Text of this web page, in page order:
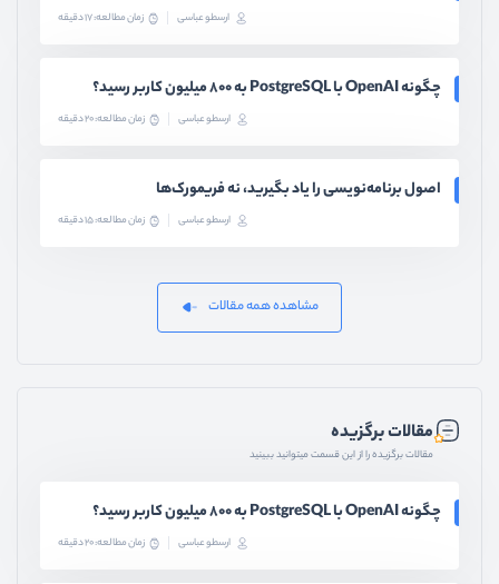
ارسطو عباسی زمان مطالعه: 17 دقیقه
چگونه OpenAI با PostgreSQL به ۸۰۰ میلیون کاربر رسید؟
ارسطو عباسی زمان مطالعه: 20 دقیقه
اصول برنامه‌نویسی را یاد بگیرید، نه فریمورک‌ها
ارسطو عباسی زمان مطالعه: 15 دقیقه
مشاهده همه مقالات
مقالات برگزیده
مقالات برگزیده را از این قسمت میتوانید ببینید
چگونه OpenAI با PostgreSQL به ۸۰۰ میلیون کاربر رسید؟
ارسطو عباسی زمان مطالعه: 20 دقیقه